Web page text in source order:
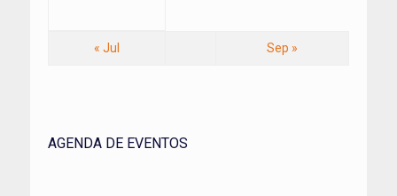
« Jul Sep »
AGENDA DE EVENTOS